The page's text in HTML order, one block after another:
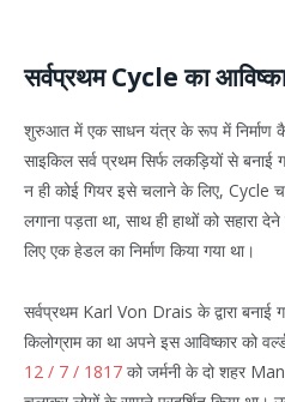
सर्वप्रथम Cycle का
शुरुआत में एक साधन यंत्र के रूप में
साइकिल सर्व प्रथम सिर्फ लकड़ियों से
न ही कोई गियर इसे चलाने के लिए, Cycle
लगाना पड़ता था, साथ ही हाथों को सहारा
लिए एक हेडल का निर्माण किया गया था।
सर्वप्रथम Karl Von Drais के द्वारा
किलोग्राम का था अपने इस आविष्कार को
12 / 7 / 1817 को जर्मनी के दो शहर